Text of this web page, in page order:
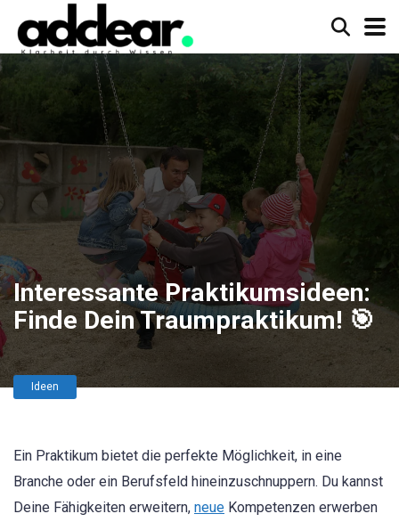
Interessante Praktikumsideen:
Finde Dein Traumpraktikum! 🎯
Ideen
Ein Praktikum bietet die perfekte Möglichkeit, in eine
Branche oder ein Berufsfeld hineinzuschnuppern. Du kannst
Deine Fähigkeiten erweitern, neue Kompetenzen erwerben